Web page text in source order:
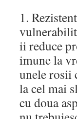
1.
ii reduce
imune la
unele rosii
la cel mai
cu doua